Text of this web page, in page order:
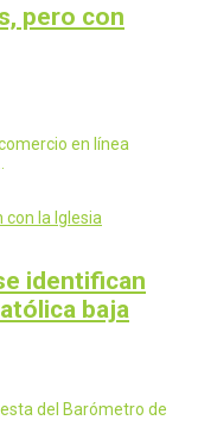
pero con
en línea
identifican
baja
del Barómetro de